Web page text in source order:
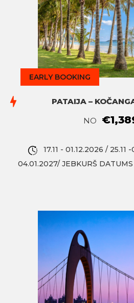
EARLY BOOKING
PATAIJA –
NO
17.11 - 01.12.2026 / 25.11
04.01.2027/ JEBKURŠ